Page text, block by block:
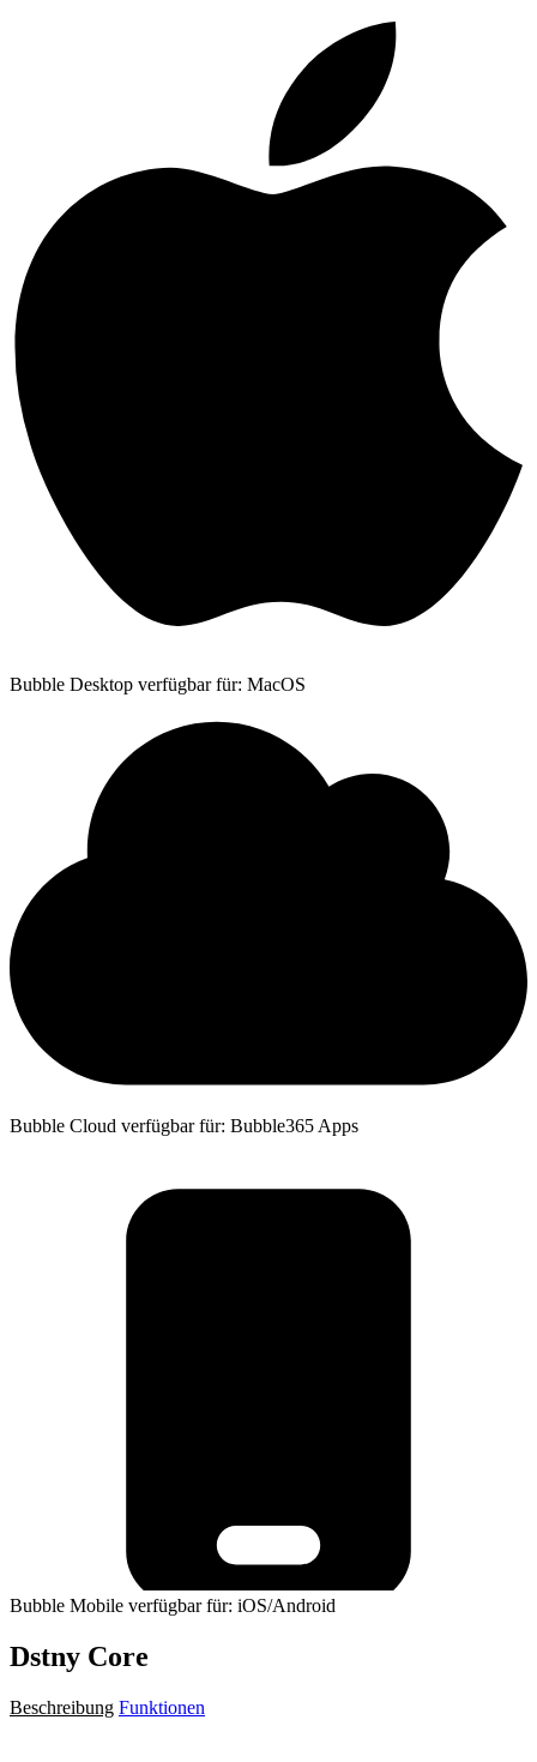
Bubble Desktop verfügbar für: MacOS
Bubble Cloud verfügbar für: Bubble365 Apps
Bubble Mobile verfügbar für: iOS/Android
Dstny Core
Beschreibung Funktionen